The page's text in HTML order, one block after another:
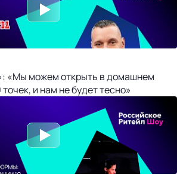
«Мы можем открыть в домашнем
и нам не будет тесно»